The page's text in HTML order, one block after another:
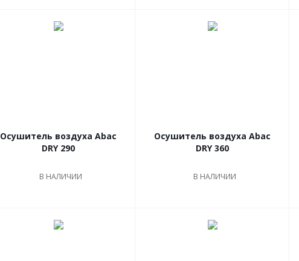
Осушитель воздуха Abac
DRY 290
В НАЛИЧИИ
Осушитель воздуха Abac
DRY 360
В НАЛИЧИИ